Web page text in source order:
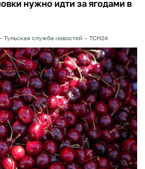
нужно идти за ягодами в
Тульская служба новостей ТСН24